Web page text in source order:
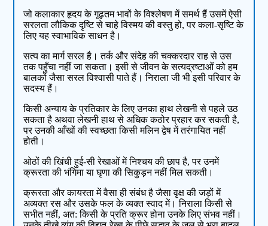
जो कलाकार हृदय के गूढ़तम भावों के विश्लेषण में समर्थ हैं उसमें ऐसी
सरलता लौकिक दृष्टि से चाहे विस्मय की वस्तु हो, पर कला-सृष्टि के
लिए यह स्वाभाविक साधन है।
सत्य का मार्ग सरल है। तर्क और संदेह की चक्करदार राह से उस
तक पहुँचा नहीं जा सकता। इसी से जीवन के सत्यद्रष्टाओं को हम
बालकों जैसा सरल विश्वासी पाते हैं। निराला जी भी इसी परिवार के
सदस्य हैं।
किसी अन्याय के प्रतिकार के लिए उनका हाथ लेखनी से पहले उठ
सकता है अथवा लेखनी हाथ से अधिक कठोर प्रहार कर सकती है,
पर उनकी आँखों की स्वच्छता किसी मलिन द्वेष में तरंगायित नहीं
होती।
ओठों की खिंची हुई-सी रेखाओं में निश्चय की छाप है, पर उनमें
क्रूरता की भंगिमा या घृणा की सिकुड़न नहीं मिल सकती।
क्रूरता और कायरता में वैसा ही संबंध है जैसा वृक्ष की जड़ों में
अव्यक्त रस और उसके फल के व्यक्त स्वाद में। निराला किसी से
सभीत नहीं, अत: किसी के प्रति क्रूर होना उनके लिए संभव नहीं।